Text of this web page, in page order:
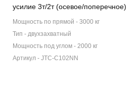
усилие 3т/2т (осевое/поперечное)
Мощность по прямой - 3000 кг
Тип - двухзахватный
Мощность под углом - 2000 кг
Артикул - JTC-C102NN